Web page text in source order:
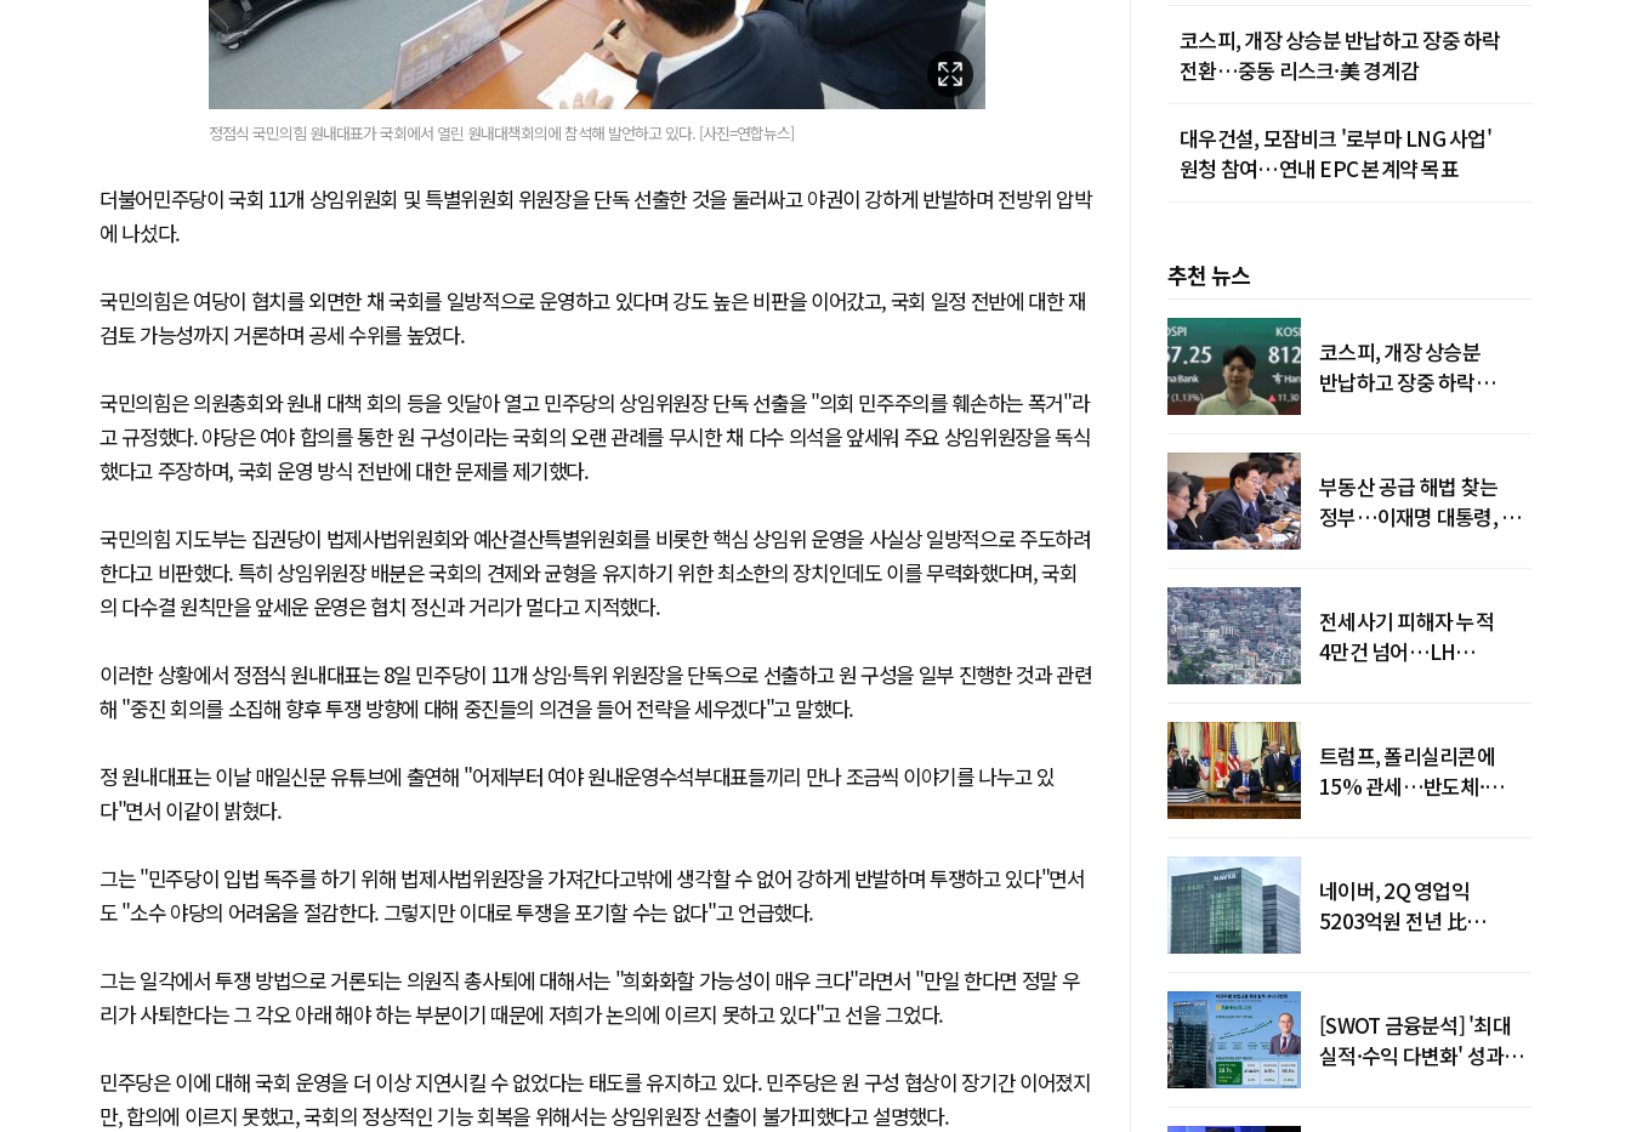
정점식 국민의힘 원내대표가 국회에서 열린 원내대책회의에 참석해 발언하고 있다. [사진=연합뉴스]
더불어민주당이 국회 11개 상임위원회 및 특별위원회 위원장을 단독 선출한 것을 둘러싸고 야권이 강하게 반발하며 전방위 압박
에 나섰다.
국민의힘은 여당이 협치를 외면한 채 국회를 일방적으로 운영하고 있다며 강도 높은 비판을 이어갔고, 국회 일정 전반에 대한 재
검토 가능성까지 거론하며 공세 수위를 높였다.
국민의힘은 의원총회와 원내 대책 회의 등을 잇달아 열고 민주당의 상임위원장 단독 선출을 "의회 민주주의를 훼손하는 폭거"라
고 규정했다. 야당은 여야 합의를 통한 원 구성이라는 국회의 오랜 관례를 무시한 채 다수 의석을 앞세워 주요 상임위원장을 독식
했다고 주장하며, 국회 운영 방식 전반에 대한 문제를 제기했다.
국민의힘 지도부는 집권당이 법제사법위원회와 예산결산특별위원회를 비롯한 핵심 상임위 운영을 사실상 일방적으로 주도하려
한다고 비판했다. 특히 상임위원장 배분은 국회의 견제와 균형을 유지하기 위한 최소한의 장치인데도 이를 무력화했다며, 국회
의 다수결 원칙만을 앞세운 운영은 협치 정신과 거리가 멀다고 지적했다.
이러한 상황에서 정점식 원내대표는 8일 민주당이 11개 상임·특위 위원장을 단독으로 선출하고 원 구성을 일부 진행한 것과 관련
해 "중진 회의를 소집해 향후 투쟁 방향에 대해 중진들의 의견을 들어 전략을 세우겠다"고 말했다.
정 원내대표는 이날 매일신문 유튜브에 출연해 "어제부터 여야 원내운영수석부대표들끼리 만나 조금씩 이야기를 나누고 있
다"면서 이같이 밝혔다.
그는 "민주당이 입법 독주를 하기 위해 법제사법위원장을 가져간다고밖에 생각할 수 없어 강하게 반발하며 투쟁하고 있다"면서
도 "소수 야당의 어려움을 절감한다. 그렇지만 이대로 투쟁을 포기할 수는 없다"고 언급했다.
그는 일각에서 투쟁 방법으로 거론되는 의원직 총사퇴에 대해서는 "희화화할 가능성이 매우 크다"라면서 "만일 한다면 정말 우
리가 사퇴한다는 그 각오 아래 해야 하는 부분이기 때문에 저희가 논의에 이르지 못하고 있다"고 선을 그었다.
민주당은 이에 대해 국회 운영을 더 이상 지연시킬 수 없었다는 태도를 유지하고 있다. 민주당은 원 구성 협상이 장기간 이어졌지
만, 합의에 이르지 못했고, 국회의 정상적인 기능 회복을 위해서는 상임위원장 선출이 불가피했다고 설명했다.
코스피, 개장 상승분 반납하고 장중 하락
전환…중동 리스크·美 경계감
대우건설, 모잠비크 '로부마 LNG 사업'
원청 참여…연내 EPC 본계약 목표
추천 뉴스
코스피, 개장 상승분
반납하고 장중 하락
부동산 공급 해법 찾는
정부…이재명 대통령, 2차
전세사기 피해자 누적
4만건 넘어…LH
트럼프, 폴리실리콘에
15% 관세…반도체·
네이버, 2Q 영업익
5203억원 전년 比
[SWOT 금융분석] '최대
실적·수익 다변화' 성과…